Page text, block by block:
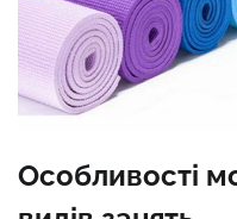
Особливості